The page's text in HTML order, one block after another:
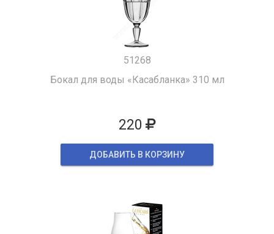
51268
Бокал для воды «Касабланка» 310 мл
220
ДОБАВИТЬ В КОРЗИНУ